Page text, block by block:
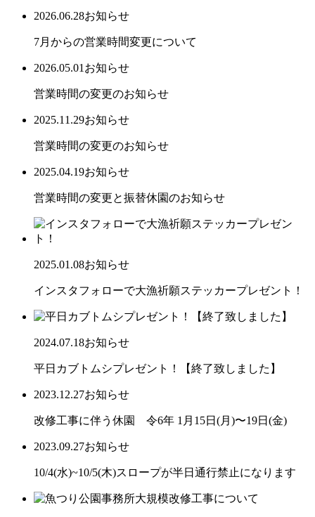
2026.06.28お知らせ
7月からの営業時間変更について
2026.05.01 お知らせ
営業時間の変更のお知らせ
2025.11.29お知らせ
営業時間の変更のお知らせ
2025.04.19お知らせ
営業時間の変更と振替休園のお知らせ
2025.01.08お知らせ
インスタフォローで大漁祈願ステッカープレゼント！
2024.07.18お知らせ
平日カブトムシプレゼント！【終了致しました】
2023.12.27お知らせ
改修工事に伴う休園 令6年 1月15日(月)〜19日(金)
2023.09.27お知らせ
10/4(水)~10/5(木)スロープが半日通行禁止になります